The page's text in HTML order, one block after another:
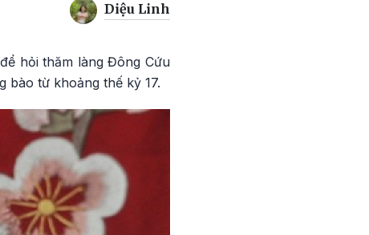
Diệu Linh
hỏi thăm làng Đông Cứu
bào từ khoảng thế kỷ 17.